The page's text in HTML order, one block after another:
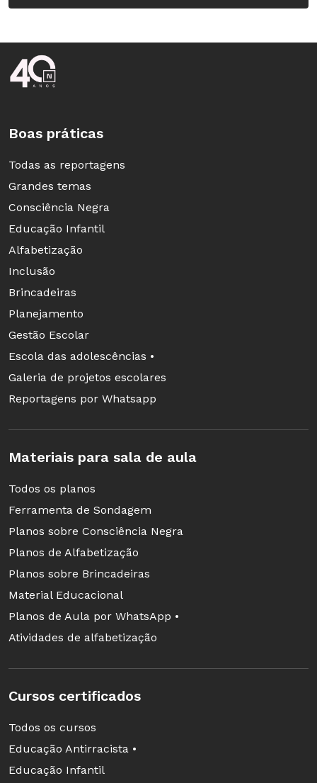
Rodapé da Nova Escola
Boas práticas
Todas as reportagens
Grandes temas
Consciência Negra
Educação Infantil
Alfabetização
Inclusão
Brincadeiras
Planejamento
Gestão Escolar
Escola das adolescências •
Galeria de projetos escolares
Reportagens por Whatsapp
Materiais para sala de aula
Todos os planos
Ferramenta de Sondagem
Planos sobre Consciência Negra
Planos de Alfabetização
Planos sobre Brincadeiras
Material Educacional
Planos de Aula por WhatsApp •
Atividades de alfabetização
Cursos certificados
Todos os cursos
Educação Antirracista •
Educação Infantil